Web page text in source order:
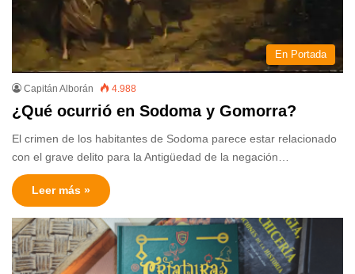
En Portada
Capitán Alborán 4.988
¿Qué ocurrió en Sodoma y Gomorra?
El crimen de los habitantes de Sodoma parece estar relacionado
con el grave delito para la Antigüedad de la negación…
Leer más »